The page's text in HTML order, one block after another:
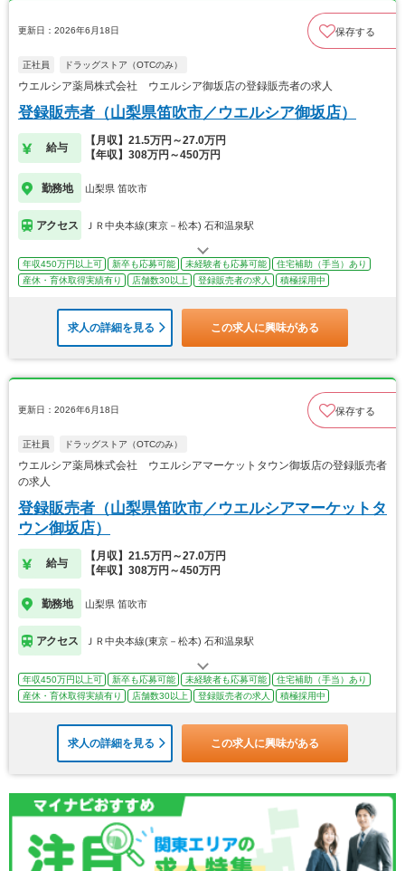
更新日：2026年6月18日 保存する
正社員 ドラッグストア（OTCのみ）
ウエルシア薬局株式会社 ウエルシア御坂店の登録販売者の求人
登録販売者（山梨県笛吹市／ウエルシア御坂店）
給与
【月収】21.5万円～27.0万円
【年収】308万円～450万円
勤務地 山梨県 笛吹市
アクセス ＪＲ中央本線(東京－松本) 石和温泉駅
年収450万円以上可 新卒も応募可能 未経験者も応募可能
住宅補助（手当）あり
産休・育休取得実績有り
店舗数30以上 登録販売者の求人 積極採用中
求人の詳細を見る この求人に興味がある
更新日：2026年6月18日 保存する
正社員 ドラッグストア（OTCのみ）
ウエルシア薬局株式会社 ウエルシアマーケットタウン御坂店の登録販売者
の求人
登録販売者（山梨県笛吹市／ウエルシアマーケットタ
ウン御坂店）
給与
【月収】21.5万円～27.0万円
【年収】308万円～450万円
勤務地 山梨県 笛吹市
アクセス ＪＲ中央本線(東京－松本) 石和温泉駅
年収450万円以上可 新卒も応募可能 未経験者も応募可能
住宅補助（手当）あり
産休・育休取得実績有り
店舗数30以上 登録販売者の求人 積極採用中
求人の詳細を見る この求人に興味がある